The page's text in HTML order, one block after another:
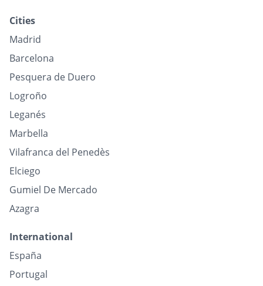
Cities
Madrid
Barcelona
Pesquera de Duero
Logroño
Leganés
Marbella
Vilafranca del Penedès
Elciego
Gumiel De Mercado
Azagra
International
España
Portugal